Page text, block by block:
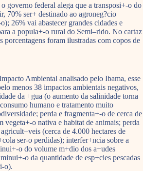
governo federal alega que a transposi+-o do
70% ser+ destinado ao agroneg?cio
26% vai abastecer grandes cidades e
a popula+-o rural do Semi–rido. No cartaz
porcentagens foram ilustradas com copos de
Ambiental analisado pelo Ibama, esse
menos 38 impactos ambientais negativos,
da +gua (o aumento da salinidade torna
humano e tratamento muito
perda e fragmenta+-o de cerca de
vegeta+-o nativa e habitat de animais; perda
(cerca de 4.000 hectares de
ser-o perdidas); interfer+ncia sobre a
o do volume m+dio dos a+udes
o da quantidade de esp+cies pescadas
o).